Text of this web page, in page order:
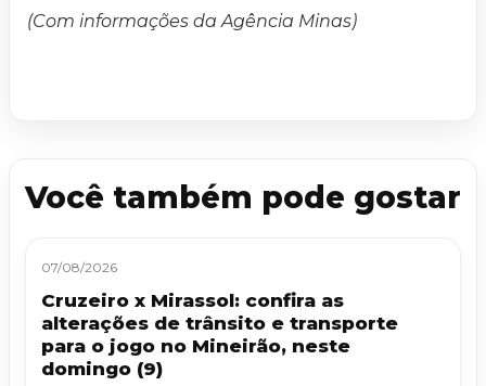
(Com informações da Agência Minas)
Você também pode gostar
07/08/2026
Cruzeiro x Mirassol: confira as
alterações de trânsito e transporte
para o jogo no Mineirão, neste
domingo (9)